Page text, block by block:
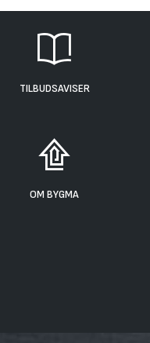
TILBUDSAVISER
OM BYGMA